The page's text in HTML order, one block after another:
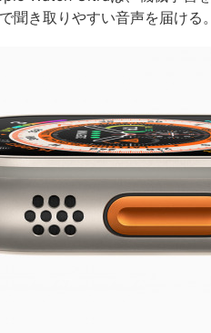
聞き取りやすい音声を届ける。